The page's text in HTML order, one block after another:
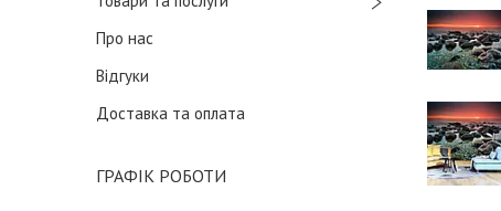
Про нас
Відгуки
Доставка та оплата
ГРАФІК РОБОТИ